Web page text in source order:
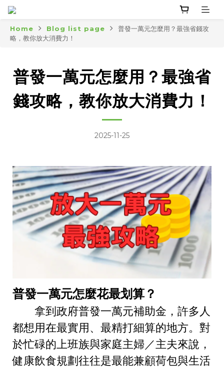
Home Blog list page
普發一萬元怎麼用？最強省錢攻
略，教你放大消費力！
普發一萬元怎麼用？最強省
錢攻略，教你放大消費力！
2025-11-25
普發一萬元怎麼花最划算？
拿到政府普發一萬元補助金，許多人
都想用在最實用、最精打細算的地方。對
於忙碌的上班族與家庭主婦／主夫來說，
健康飲食規劃往往是最能兼顧荷包與生活